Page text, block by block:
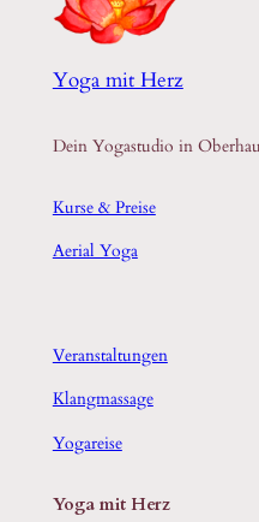
Yoga mit Herz
Dein Yogastudio in
Kurse & Preise
Aerial Yoga
Veranstaltungen
Klangmassage
Yogareise
Yoga mit Herz